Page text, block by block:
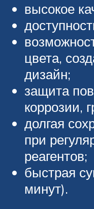
высокое
цвета,
дизайн;
защита
коррозии,
долгая
при
реагентов;
быстрая
минут).